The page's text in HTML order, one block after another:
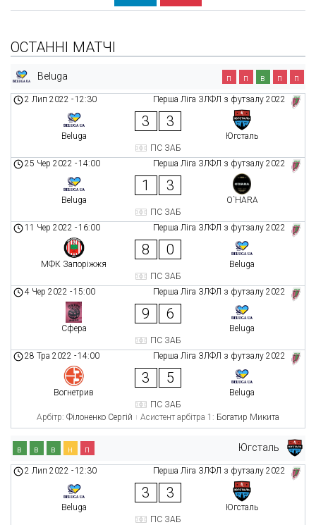
ОСТАННІ МАТЧІ
Beluga п п в п п
Перша Ліга ЗЛФЛ з футзалу 2022
2 Лип 2022 -12:30
Beluga
3 3
Югсталь
ПС ЗАБ
Перша Ліга ЗЛФЛ з футзалу 2022
25 Чер 2022 -14:00
Beluga
1 3
O`HARA
ПС ЗАБ
Перша Ліга ЗЛФЛ з футзалу 2022
11 Чер 2022 -16:00
МФК Запоріжжя
8 0
Beluga
ПС ЗАБ
Перша Ліга ЗЛФЛ з футзалу 2022
4 Чер 2022 -15:00
Сфера
9 6
Beluga
ПС ЗАБ
Перша Ліга ЗЛФЛ з футзалу 2022
28 Тра 2022 -14:00
Вогнетрив
3 5
Beluga
ПС ЗАБ
Арбітр: Філоненко Сергій Асистент арбітра 1: Богатир Микита
Югсталь
в в в н п
Перша Ліга ЗЛФЛ з футзалу 2022
2 Лип 2022 -12:30
Beluga
3 3
Югсталь
ПС ЗАБ